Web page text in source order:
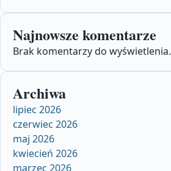
Najnowsze komentarze
Brak komentarzy do wyświetlenia.
Archiwa
lipiec 2026
czerwiec 2026
maj 2026
kwiecień 2026
marzec 2026